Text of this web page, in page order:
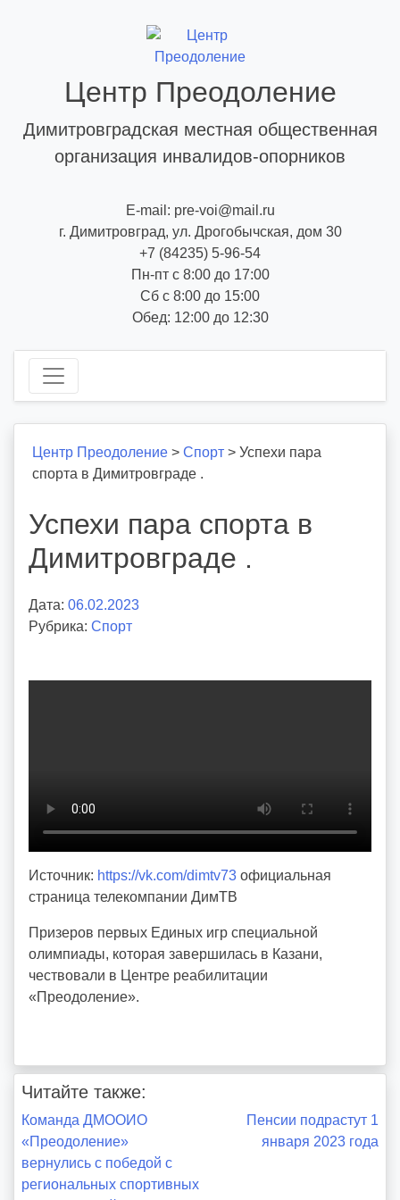
Центр Преодоление
Димитровградская местная общественная
организация инвалидов-опорников
E-mail: pre-voi@mail.ru
г. Димитровград, ул. Дрогобычская, дом 30
+7 (84235) 5-96-54
Пн-пт с 8:00 до 17:00
Сб с 8:00 до 15:00
Обед: 12:00 до 12:30
Центр Преодоление > Спорт > Успехи пара
спорта в Димитровграде .
Успехи пара спорта в
Димитровграде .
Дата: 06.02.2023
y
Рубрика: Спорт
Источник: https://vk.com/dimtv73 официальная
страница телекомпании ДимТВ
Призеров первых Единых игр специальной
олимпиады, которая завершилась в Казани,
чествовали в Центре реабилитации
«Преодоление».
Читайте также:
Навигация
по
Команда ДМООИО
«Преодоление»
вернулись с победой с
региональных спортивных
Пенсии подрастут 1
января 2023 года